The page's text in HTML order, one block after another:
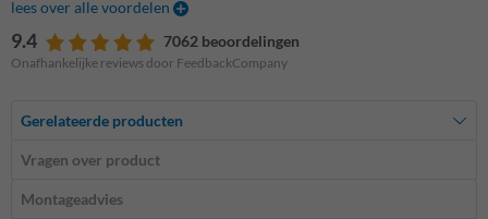
lees over alle voordelen
9.4 7062 beoordelingen
Onafhankelijke reviews door FeedbackCompany
Gerelateerde producten
Vragen over product
Montageadvies